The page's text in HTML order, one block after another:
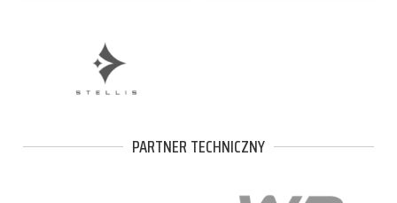
PARTNER TECHNICZNY